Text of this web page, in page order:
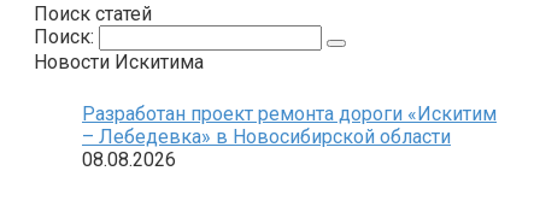
Поиск статей
Поиск:
Новости Искитима
Разработан проект ремонта дороги «Искитим
– Лебедевка» в Новосибирской области
08.08.2026